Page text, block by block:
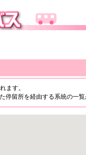
ます。
停留所を経由する系統の一覧